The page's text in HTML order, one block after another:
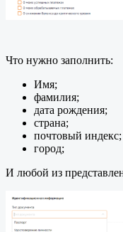
Что нужно заполнить:
Имя;
фамилия;
дата рождения;
страна;
почтовый индекс;
город;
И любой из